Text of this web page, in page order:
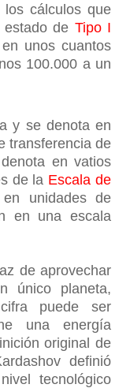
cálculos que
de Tipo I
en unos cuantos
100.000 a un
y se denota en
transferencia de
en vatios
de la Escala de
unidades de
en una escala
de aprovechar
único planeta,
puede ser
una energía
original de
definió
tecnológico